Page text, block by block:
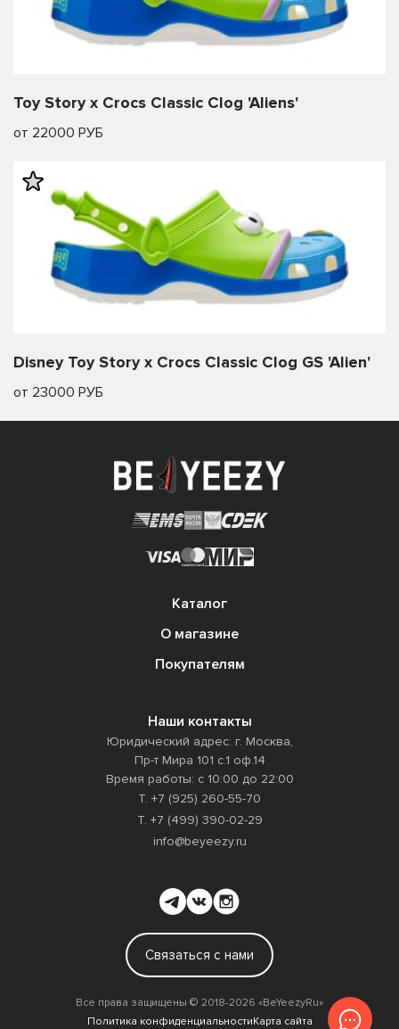
Toy Story x Crocs Classic Clog 'Aliens'
от 22000 РУБ
Disney Toy Story x Crocs Classic Clog GS 'Alien'
от 23000 РУБ
Каталог
О магазине
Покупателям
Наши контакты
Юридический адрес: г. Москва,
Пр-т Мира 101 с.1 оф.14
Время работы: с 10:00 до 22:00
Т. +7 (925) 260-55-70
Т. +7 (499) 390-02-29
info@beyeezy.ru
Связаться с нами
Все права защищены ©️ 2018-2026 «BeYeezyRu»
Политика конфиденциальностиКарта сайта